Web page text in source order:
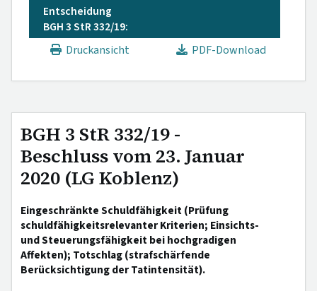
Entscheidung
BGH 3 StR 332/19:
Druckansicht
PDF-Download
BGH 3 StR 332/19 -
Beschluss vom 23. Januar
2020 (LG Koblenz)
Eingeschränkte Schuldfähigkeit (Prüfung
schuldfähigkeitsrelevanter Kriterien; Einsichts-
und Steuerungsfähigkeit bei hochgradigen
Affekten); Totschlag (strafschärfende
Berücksichtigung der Tatintensität).